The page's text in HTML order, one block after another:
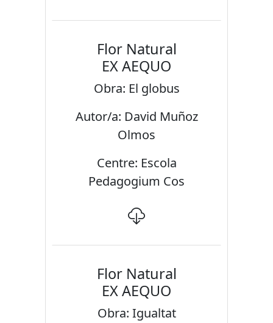
Flor Natural
EX AEQUO
Obra: El globus
Autor/a: David Muñoz
Olmos
Centre: Escola
Pedagogium Cos
Flor Natural
EX AEQUO
Obra: Igualtat